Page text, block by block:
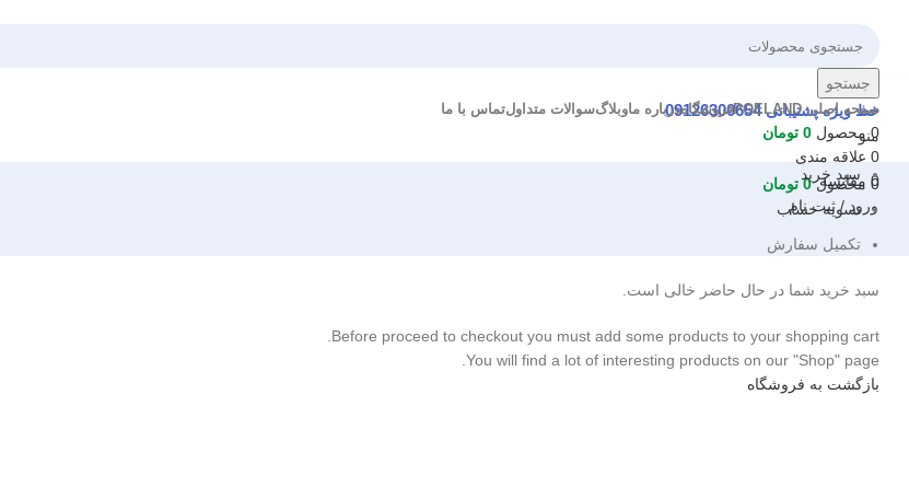
جستجو
خط ویژه پشتیبانی 09126300654
منو
0 محصول 0 تومان
صفحه اصلی POELAND فروشگاهدرباره ماوبلاگسوالات متداولتماس با ما
0 محصول 0 تومان
0 علاقه مندی
0 مقایسه
ورود / ثبت نام
سبد خرید
تسویه حساب
تکمیل سفارش
سبد خرید شما در حال حاضر خالی است.
Before proceed to checkout you must add some products to your shopping cart.
You will find a lot of interesting products on our "Shop" page.
بازگشت به فروشگاه